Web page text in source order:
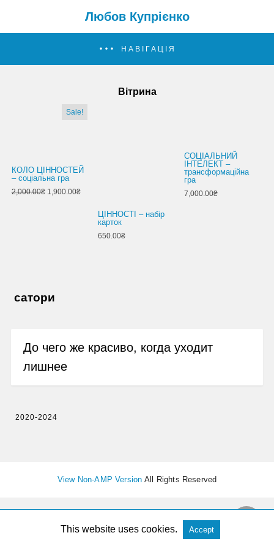
Любов Купрієнко
НАВІГАЦІЯ
Вітрина
Sale!
КОЛО ЦІННОСТЕЙ
– соціальна гра
2,000.00₴1,900.00₴
ЦІННОСТІ – набір
карток
650.00₴
СОЦІАЛЬНИЙ
ІНТЕЛЕКТ –
трансформаційна
гра
7,000.00₴
сатори
До чего же красиво, когда уходит
лишнее
2020-2024
View Non-AMP Version All Rights Reserved
This website uses cookies. Accept